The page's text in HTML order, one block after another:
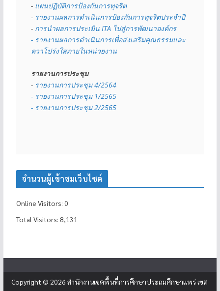
- แผนปฏิบัติการป้องกันการทุจริต
- รายงานผลการดำเนินการป้องกันการทุจริตประจำปี
- การนำผลการประเมิน ITA ไปสู่การพัฒนาองค์กร
- รายงานผลการดำเนินการเพื่อส่งเสริมคุณธรรมและ
ควาโปร่งใสภายในหน่วยงาน
รายงานการประชุม
- รายงานการประชุม 4/2564
- รายงานการประชุม 1/2565
- รายงานการประชุม 2/2565
จำนวนผู้เข้าชมเว็บไซต์
Online Visitors: 0
Total Visitors: 8,131
Copyright © 2026 สำนักงานเขตพื้นที่การศึกษาประถมศึกษาแพร่ เขต